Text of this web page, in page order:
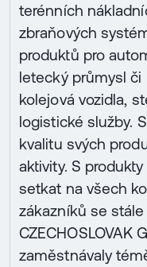
terénních
zbraňových
produktů pro
letecký průmysl
kolejová vozidla,
logistické služby.
kvalitu svých
aktivity. S
setkat na všech
zákazníků se
CZECHOSLOVAK
zaměstnávaly